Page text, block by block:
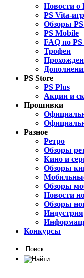
Новости о
PS Vita-
Обзоры
PS Mobile
FAQ по
Трофеи
PS Store
PS Plus
Акции и
Прошивки
Разное
Ретро
Обзоры
Кино и
Обзоры
Обзоры
Новости
Обзоры
Индустрия
Конкурсы